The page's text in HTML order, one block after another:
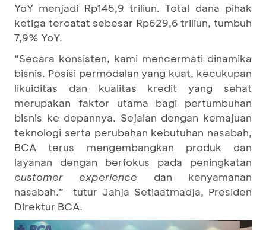
YoY menjadi Rp145,9 triliun. Total dana pihak
ketiga tercatat sebesar Rp629,6 triliun, tumbuh
7,9% YoY.
“Secara konsisten, kami mencermati dinamika
bisnis. Posisi permodalan yang kuat, kecukupan
likuiditas dan kualitas kredit yang sehat
merupakan faktor utama bagi pertumbuhan
bisnis ke depannya. Sejalan dengan kemajuan
teknologi serta perubahan kebutuhan nasabah,
BCA terus mengembangkan produk dan
layanan dengan berfokus pada peningkatan
customer experience dan kenyamanan
nasabah.” tutur Jahja Setiaatmadja, Presiden
Direktur BCA.